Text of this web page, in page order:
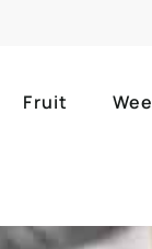
Fruit